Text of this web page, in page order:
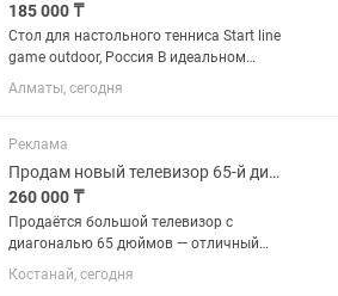
185 000 ₸
Стол для настольного тенниса Start line
game outdoor, Россия В идеальном
состоянии. С сеткой и ракетками в
комплекте. Может использоваться на
комплектации...
Алматы, сегодня
Реклама
Продам новый телевизор 65-й диагональ аналог LG полный смарт Wi-Fi YouTube
260 000 ₸
Продаётся большой телевизор с
диагональю 65 дюймов — отличный
аналог LG по доступной цене 🔥 📌
Основные характеристики: •
Костанай, сегодня